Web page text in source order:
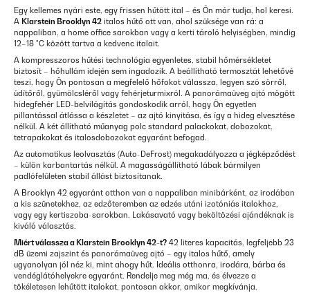
Egy kellemes nyári este, egy frissen hűtött ital – és Ön már tudja, hol keresi.
A Klarstein Brooklyn 42 italos hűtő ott van, ahol szüksége van rá: a
nappaliban, a home office sarokban vagy a kerti tároló helyiségben, mindig
12–18 °C között tartva a kedvenc italait.
A kompresszoros hűtési technológia egyenletes, stabil hőmérsékletet
biztosít – hőhullám idején sem ingadozik. A beállítható termosztát lehetővé
teszi, hogy Ön pontosan a megfelelő hőfokot válassza, legyen szó sörről,
üdítőről, gyümölcsléről vagy fehérjeturmixról. A panorámaüveg ajtó mögött
hidegfehér LED-belvilágítás gondoskodik arról, hogy Ön egyetlen
pillantással átlássa a készletet – az ajtó kinyitása, és így a hideg elvesztése
nélkül. A két állítható műanyag polc standard palackokat, dobozokat,
tetrapakokat és italosdobozokat egyaránt befogad.
Az automatikus leolvasztás (Auto-DeFrost) megakadályozza a jégképződést
– külön karbantartás nélkül. A magasságállítható lábak bármilyen
padlófelületen stabil állást biztosítanak.
A Brooklyn 42 egyaránt otthon van a nappaliban minibárként, az irodában
a kis szünetekhez, az edzőteremben az edzés utáni izotóniás italokhoz,
vagy egy kertiszoba-sarokban. Lakásavató vagy beköltözési ajándéknak is
kiváló választás.
Miért válassza a Klarstein Brooklyn 42-t? 42 literes kapacitás, legfeljebb 23
dB üzemi zajszint és panorámaüveg ajtó – egy italos hűtő, amely
ugyanolyan jól néz ki, mint ahogy hűt. Ideális otthonra, irodára, bárba és
vendéglátóhelyekre egyaránt. Rendelje meg még ma, és élvezze a
tökéletesen lehűtött italokat, pontosan akkor, amikor megkívánja.